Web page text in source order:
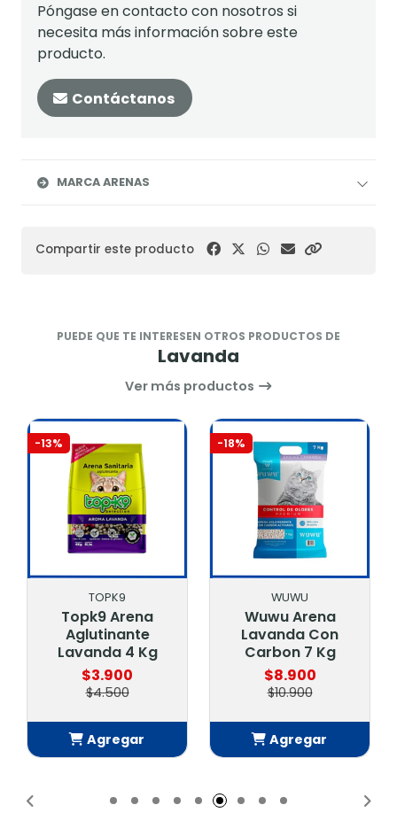
Póngase en contacto con nosotros si
necesita más información sobre este
producto.
Contáctanos
MARCA ARENAS
Compartir este producto
PUEDE QUE TE INTERESEN OTROS PRODUCTOS DE
Lavanda
Ver más productos
-13%
TOPK9
Topk9 Arena
Aglutinante
Lavanda 4 Kg
$3.900
$4.500
Agregar
-18%
WUWU
Wuwu Arena
Lavanda Con
Carbon 7 Kg
$8.900
$10.900
Agregar